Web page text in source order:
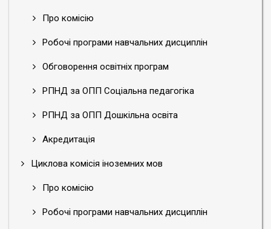
Про комісію
Робочі програми навчальних дисциплін
Обговорення освітніх програм
РПНД за ОПП Соціальна педагогіка
РПНД за ОПП Дошкільна освіта
Акредитація
Циклова комісія іноземних мов
Про комісію
Робочі програми навчальних дисциплін